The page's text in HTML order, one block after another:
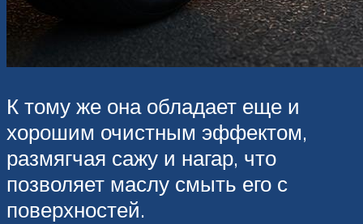
К тому же она обладает еще и
хорошим очистным эффектом,
размягчая сажу и нагар, что
позволяет маслу смыть его с
поверхностей.